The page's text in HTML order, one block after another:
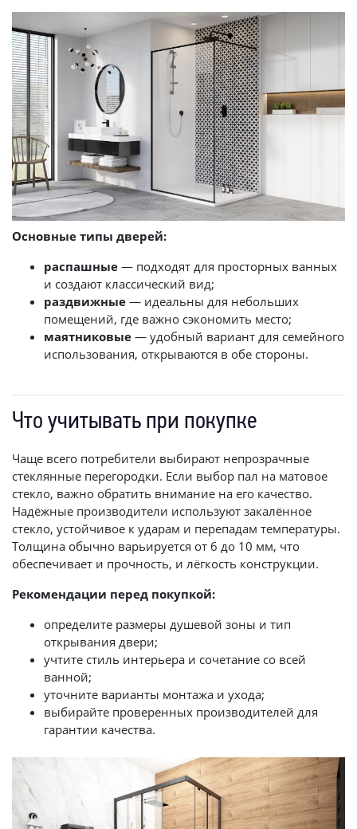
Основные типы дверей:
распашные — подходят для просторных ванных
и создают классический вид;
раздвижные — идеальны для небольших
помещений, где важно сэкономить место;
маятниковые — удобный вариант для семейного
использования, открываются в обе стороны.
Что учитывать при покупке
Чаще всего потребители выбирают непрозрачные
стеклянные перегородки. Если выбор пал на матовое
стекло, важно обратить внимание на его качество.
Надёжные производители используют закалённое
стекло, устойчивое к ударам и перепадам температуры.
Толщина обычно варьируется от 6 до 10 мм, что
обеспечивает и прочность, и лёгкость конструкции.
Рекомендации перед покупкой:
определите размеры душевой зоны и тип
открывания двери;
учтите стиль интерьера и сочетание со всей
ванной;
уточните варианты монтажа и ухода;
выбирайте проверенных производителей для
гарантии качества.